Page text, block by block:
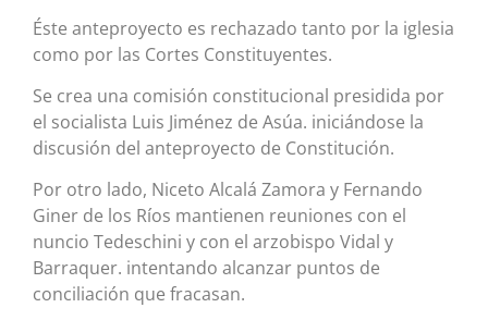
Éste anteproyecto es rechazado tanto por la iglesia
como por las Cortes Constituyentes.
Se crea una comisión constitucional presidida por
el socialista Luis Jiménez de Asúa. iniciándose la
discusión del anteproyecto de Constitución.
Por otro lado, Niceto Alcalá Zamora y Fernando
Giner de los Ríos mantienen reuniones con el
nuncio Tedeschini y con el arzobispo Vidal y
Barraquer. intentando alcanzar puntos de
conciliación que fracasan.